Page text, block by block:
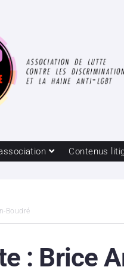
Contenus
Boudré
: Brice